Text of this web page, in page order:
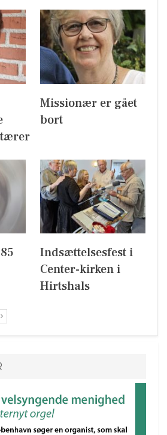
Missionær er gået
bort
Indsættelsesfest i
Center-kirken i
Hirtshals